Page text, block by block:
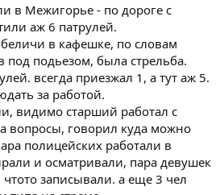
в Межигорье - по дороге с
аж 6 патрулей.
в кафешке, по словам
под подьезом, была стрельба.
всегда приезжал 1, а тут аж 5.
за работой.
видимо старший работал с
вопросы, говорил куда можно
полицейских работали в
и осматривали, пара девушек
записывали. а еще 3 чел